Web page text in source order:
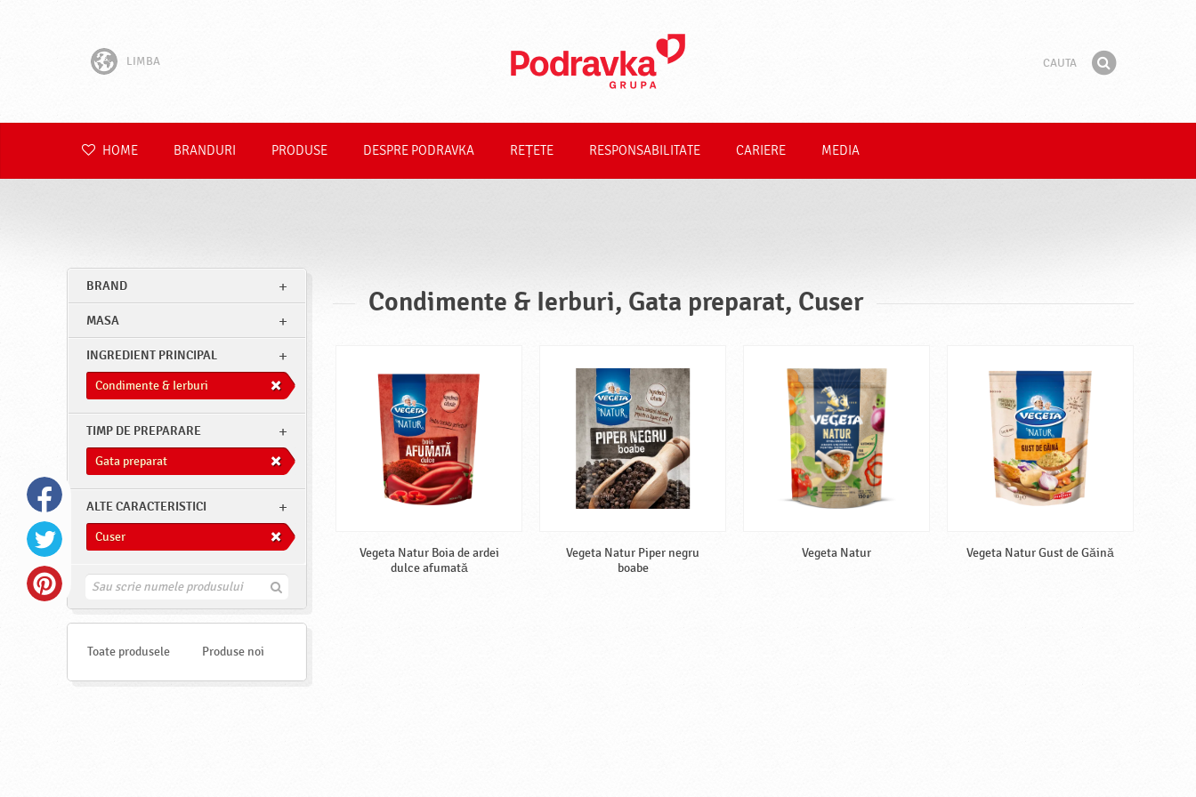
LIMBA
Hrvatski
Polski
Deutsch
HOME BRANDURI PRODUSE DESPRE PODRAVKA REȚETE RESPONSABILITATE CARIERE MEDIA
BRAND
MASA
INGREDIENT PRINCIPAL
Condimente & Ierburi
TIMP DE PREPARARE
Gata preparat
ALTE CARACTERISTICI
Cuser
G
e
Toate produsele Produse noi
Condimente & Ierburi, Gata preparat, Cuser
Vegeta Natur Boia de ardei
dulce afumată
Vegeta Natur Piper negru
boabe
Vegeta Natur Vegeta Natur Gust de Găină